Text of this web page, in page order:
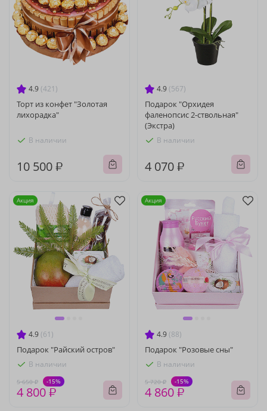
4.9 (421)
Торт из конфет "Золотая
лихорадка"
В наличии
10 500 ₽
4.9 (567)
Подарок "Орхидея
фаленопсис 2-ствольная"
(Экстра)
В наличии
4 070 ₽
4.9 (61)
Подарок "Райский остров"
В наличии
5 650 ₽ -15%
4 800 ₽
Акция
4.9 (88)
Подарок "Розовые сны"
В наличии
5 720 ₽ -15%
4 860 ₽
Акция